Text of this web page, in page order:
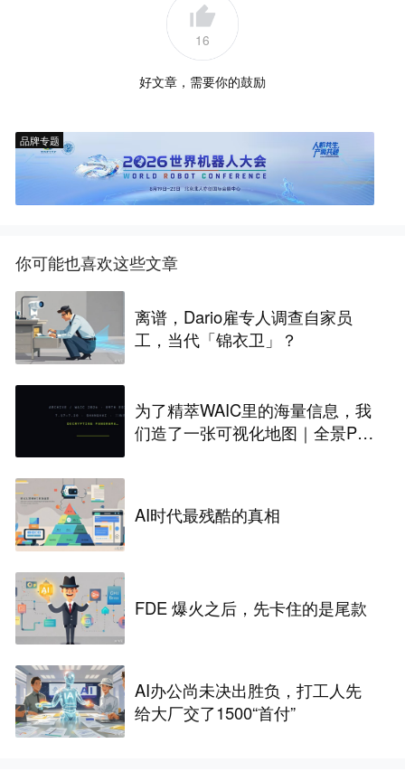
16
好文章，需要你的鼓励
品牌专题
你可能也喜欢这些文章
离谱，Dario雇专人调查自家员
工，当代「锦衣卫」？
为了精萃WAIC里的海量信息，我
们造了一张可视化地图｜全景PA
AI时代最残酷的真相
FDE 爆火之后，先卡住的是尾款
AI办公尚未决出胜负，打工人先
给大厂交了1500“首付”